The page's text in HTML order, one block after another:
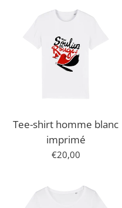
Tee-shirt homme blanc
imprimé
Prix
€20,00